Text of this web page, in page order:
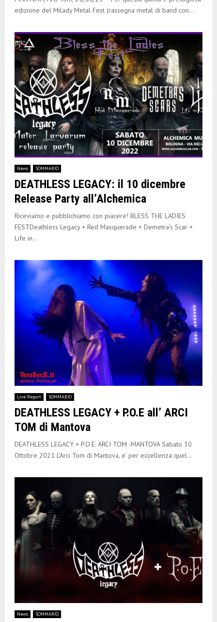
edizione del Milady Metal Fest (rassegna metal di band con...
News SOMMARIO
DEATHLESS LEGACY: il 10 dicembre
Release Party all’Alchemica
Riceviamo e pubblichiamo con piacere! BLESS THE LADIES
FESTDeathless Legacy + Red Masquerade + Demetra’s Scar +
Life in...
Live Report SOMMARIO
DEATHLESS LEGACY + P.O.E all’ ARCI
TOM di Mantova
DEATHLESS LEGACY + P.O.E. ARCI TOM -MANTOVA Sabato 30
Ottobre 2021 L’Arci Tom di Mantova, e’ per eccellenza quel...
News SOMMARIO